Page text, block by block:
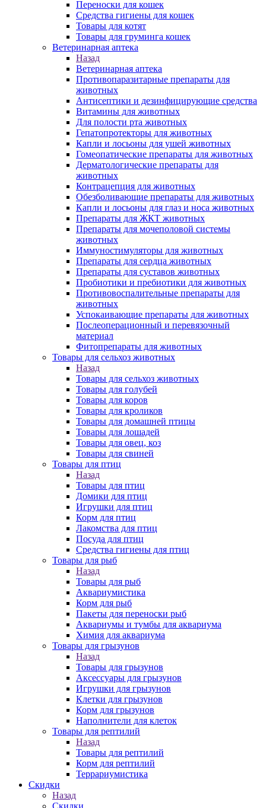
Переноски для кошек
Средства гигиены для кошек
Товары для котят
Товары для груминга кошек
Ветеринарная аптека
Назад
Ветеринарная аптека
Противопаразитарные препараты для
животных
Антисептики и дезинфицирующие средства
Витамины для животных
Для полости рта животных
Гепатопротекторы для животных
Капли и лосьоны для ушей животных
Гомеопатические препараты для животных
Дерматологические препараты для
животных
Контрацепция для животных
Обезболивающие препараты для животных
Капли и лосьоны для глаз и носа животных
Препараты для ЖКТ животных
Препараты для мочеполовой системы
животных
Иммуностимуляторы для животных
Препараты для сердца животных
Препараты для суставов животных
Пробиотики и пребиотики для животных
Противовоспалительные препараты для
животных
Успокаивающие препараты для животных
Послеоперационный и перевязочный
материал
Фитопрепараты для животных
Товары для сельхоз животных
Назад
Товары для сельхоз животных
Товары для голубей
Товары для коров
Товары для кроликов
Товары для домашней птицы
Товары для лошадей
Товары для овец, коз
Товары для свиней
Товары для птиц
Назад
Товары для птиц
Домики для птиц
Игрушки для птиц
Корм для птиц
Лакомства для птиц
Посуда для птиц
Средства гигиены для птиц
Товары для рыб
Назад
Товары для рыб
Аквариумистика
Корм для рыб
Пакеты для переноски рыб
Аквариумы и тумбы для аквариума
Химия для аквариума
Товары для грызунов
Назад
Товары для грызунов
Аксессуары для грызунов
Игрушки для грызунов
Клетки для грызунов
Корм для грызунов
Наполнители для клеток
Товары для рептилий
Назад
Товары для рептилий
Корм для рептилий
Террариумистика
Скидки
Назад
Скидки